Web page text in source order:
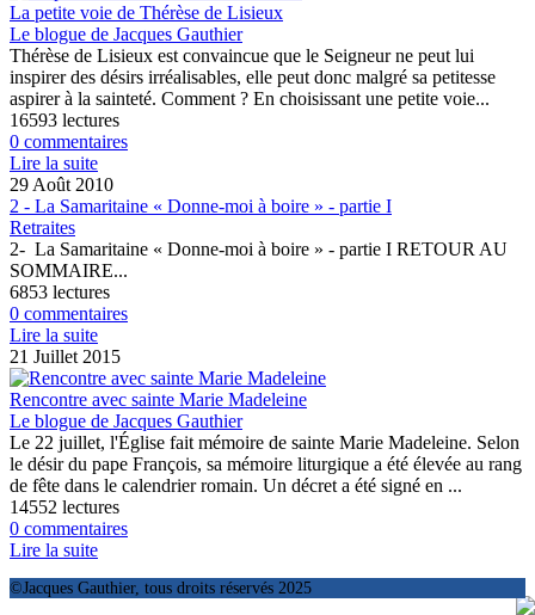
La petite voie de Thérèse de Lisieux
Le blogue de Jacques Gauthier
Thérèse de Lisieux est convaincue que le Seigneur ne peut lui
inspirer des désirs irréalisables, elle peut donc malgré sa petitesse
aspirer à la sainteté. Comment ? En choisissant une petite voie...
16593 lectures
0 commentaires
Lire la suite
29 Août 2010
2 - La Samaritaine « Donne-moi à boire » - partie I
Retraites
2- La Samaritaine « Donne-moi à boire » - partie I RETOUR AU
SOMMAIRE...
6853 lectures
0 commentaires
Lire la suite
21 Juillet 2015
Rencontre avec sainte Marie Madeleine
Le blogue de Jacques Gauthier
Le 22 juillet, l'Église fait mémoire de sainte Marie Madeleine. Selon
le désir du pape François, sa mémoire liturgique a été élevée au rang
de fête dans le calendrier romain. Un décret a été signé en ...
14552 lectures
0 commentaires
Lire la suite
©Jacques Gauthier, tous droits réservés 2025